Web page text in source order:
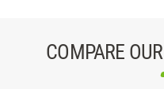
COMPARE